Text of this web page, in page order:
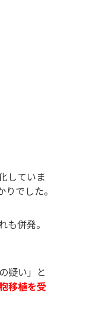
していま
でした。
併発。
疑い」と
移植を受